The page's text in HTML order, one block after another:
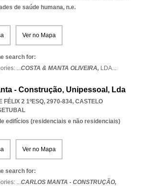
de saúde humana, n.e.
Ver no Mapa
search for:
...COSTA & MANTA OLIVEIRA, LDA...
- Construção, Unipessoal, Lda
FÉLIX 2 1ºESQ, 2970-834, CASTELO
edifícios (residenciais e não residenciais)
Ver no Mapa
search for:
...CARLOS MANTA - CONSTRUÇÃO,